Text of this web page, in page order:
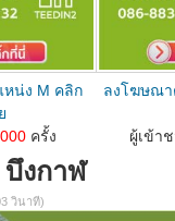
น่ง M คลิก
หน่ง M คลิกเลย...
ครั้ง
ลงโฆษณา
ลงโฆษณาขาย
ผู้เข้า
งกาฬ
วินาที)